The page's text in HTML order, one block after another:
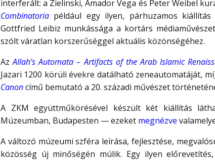
interferált: a Zielinski, Amador Vega és Peter Weibel
Combinatoria például egy ilyen, párhuzamos
Gottfried Leibiz munkássága a kortárs
szólt váratlan korszerűséggel aktuális közönségéhez.
AzAllah’s Automata – Artifacts of the Arab Islamic
Jazari 1200 körüli évekre datálható zeneautomatáját,
Canoncímű bemutató a 20. századi művészet
A ZKM együttműkörésével készült két kiállítás
Múzeumban, Budapesten — ezeket megnézve
A változó múzeumi szféra leírása, fejlesztése,
közösség új minőségén múlik. Egy ilyen